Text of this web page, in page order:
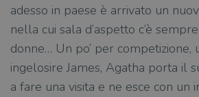
adesso in paese è arrivato un
nella cui sala d’aspetto c’è
donne… Un po’ per competizione,
ingelosire James, Agatha porta il
a fare una visita e ne esce con un